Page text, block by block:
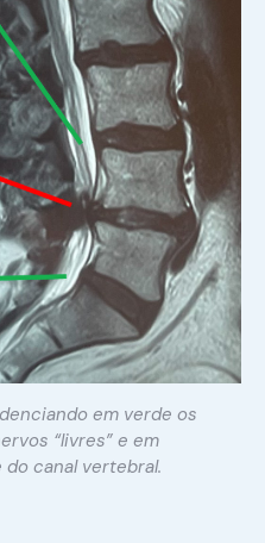
em verde os
“livres” e em
canal vertebral.